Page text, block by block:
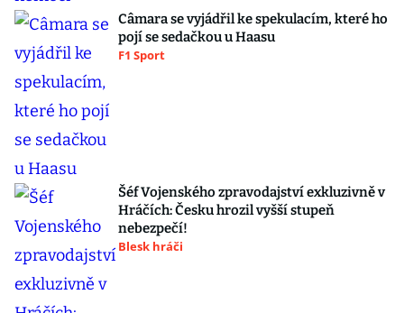
Câmara se vyjádřil ke spekulacím, které ho
pojí se sedačkou u Haasu
F1 Sport
Šéf Vojenského zpravodajství exkluzivně v
Hráčích: Česku hrozil vyšší stupeň
nebezpečí!
Blesk hráči